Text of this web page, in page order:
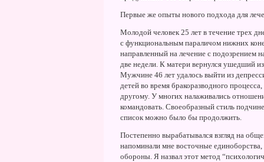
Первые же опыты нового подхода для
Молодой человек 25 лет в течение трех
с функциональным параличом нижних
направленный на лечение с подозрением
две недели. К матери вернулся ушедший
Мужчине 46 лет удалось выйти из
детей во время бракоразводного
другому. У многих налаживались
командовать. Своеобразный стиль
список можно было бы продолжить.
Постепенно вырабатывался взгляд на
напоминали мне восточные
обороны. Я назвал этот метод